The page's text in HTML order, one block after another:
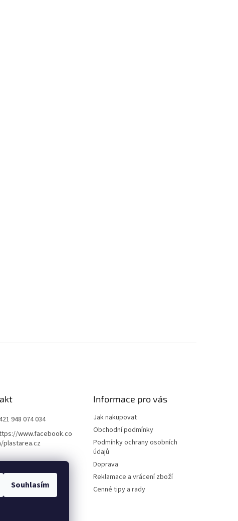
Souhlasím
948 074 034
www.facebook.co
plastarea.cz
Informace pro vás
Jak nakupovat
Obchodní podmínky
Podmínky ochrany osobních
údajů
Doprava
Reklamace a vrácení zboží
Cenné tipy a rady